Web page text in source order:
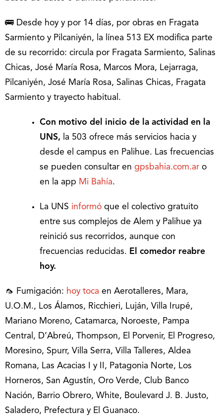
🚌 Desde hoy y por 14 días, por obras en Fragata
Sarmiento y Pilcaniyén, la línea 513 EX modifica parte
de su recorrido: circula por Fragata Sarmiento, Salinas
Chicas, José María Rosa, Marcos Mora, Lejarraga,
Pilcaniyén, José María Rosa, Salinas Chicas, Fragata
Sarmiento y trayecto habitual.
Con motivo del inicio de la actividad en la
UNS, la 503 ofrece más servicios hacia y
desde el campus en Palihue. Las frecuencias
se pueden consultar en gpsbahia.com.ar o
en la app Mi Bahía.
La UNS informó que el colectivo gratuito
entre sus complejos de Alem y Palihue ya
reinició sus recorridos, aunque con
frecuencias reducidas. El comedor reabre
hoy.
🦟 Fumigación: hoy toca en Aerotalleres, Mara,
U.O.M., Los Álamos, Ricchieri, Luján, Villa Irupé,
Mariano Moreno, Catamarca, Noroeste, Pampa
Central, D’Abreú, Thompson, El Porvenir, El Progreso,
Moresino, Spurr, Villa Serra, Villa Talleres, Aldea
Romana, Las Acacias I y II, Patagonia Norte, Los
Horneros, San Agustín, Oro Verde, Club Banco
Nación, Barrio Obrero, White, Boulevard J. B. Justo,
Saladero, Prefectura y El Guanaco.